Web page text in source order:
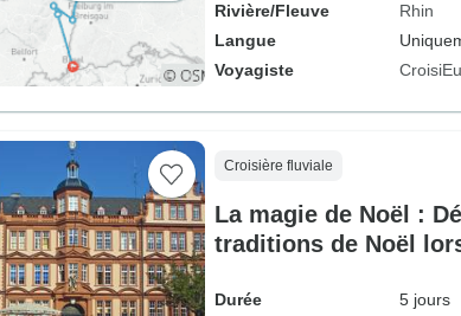
Rivière/Fleuve
Rhin
Langue
Voyagiste
Croisière fluviale
La magie de Noël :
traditions de Noël
Durée
5 jours